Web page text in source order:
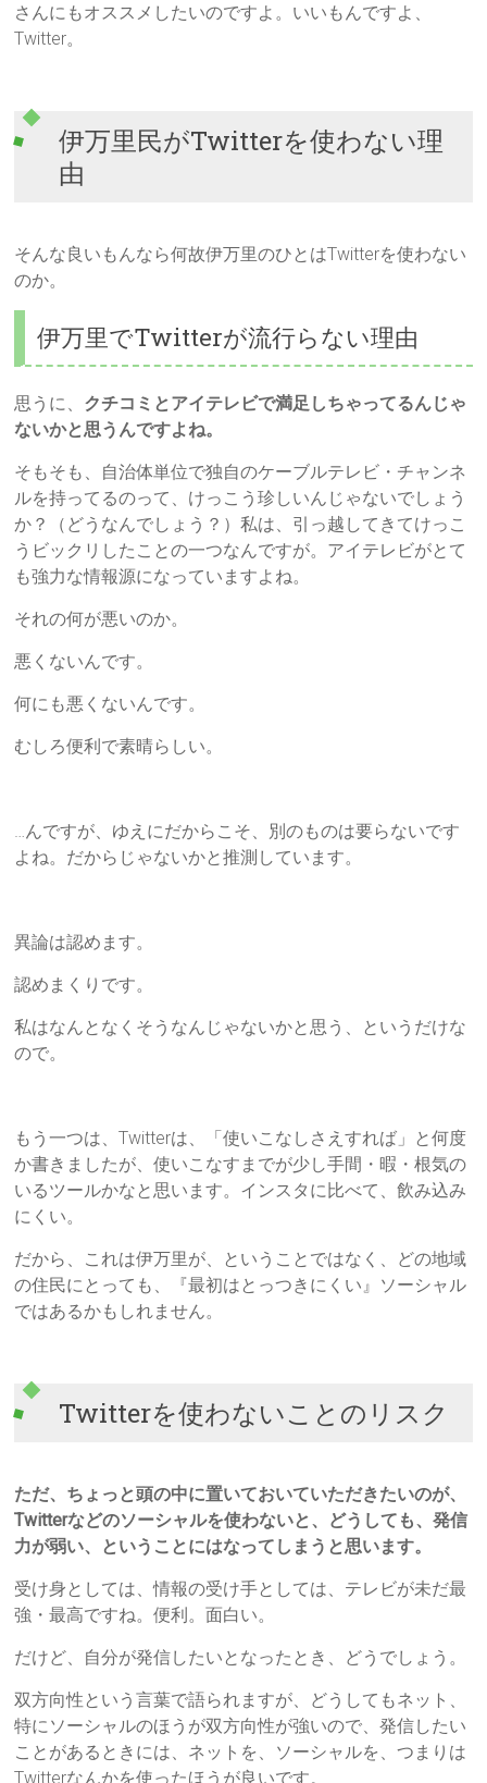
さんにもオススメしたいのですよ。いいもんですよ、
Twitter。
伊万里民がTwitterを使わない理
由
そんな良いもんなら何故伊万里のひとはTwitterを使わない
のか。
伊万里でTwitterが流行らない理由
思うに、 クチコミとアイテレビで満足しちゃってるんじゃ
ないかと思うんですよね。
そもそも、自治体単位で独自のケーブルテレビ・チャンネ
ルを持ってるのって、けっこう珍しいんじゃないでしょう
か？（どうなんでしょう？）私は、引っ越してきてけっこ
うビックリしたことの一つなんですが。アイテレビがとて
も強力な情報源になっていますよね。
それの何が悪いのか。
悪くないんです。
何にも悪くないんです。
むしろ便利で素晴らしい。
…んですが、ゆえにだからこそ、別のものは要らないです
よね。だからじゃないかと推測しています。
異論は認めます。
認めまくりです。
私はなんとなくそうなんじゃないかと思う、というだけな
ので。
もう一つは、Twitterは、「使いこなしさえすれば」と何度
か書きましたが、使いこなすまでが少し手間・暇・根気の
いるツールかなと思います。インスタに比べて、飲み込み
にくい。
だから、これは伊万里が、ということではなく、どの地域
の住民にとっても、『最初はとっつきにくい』ソーシャル
ではあるかもしれません。
Twitterを使わないことのリスク
ただ、ちょっと頭の中に置いておいていただきたいのが、
Twitterなどのソーシャルを使わないと、どうしても、発信
力が弱い、ということにはなってしまうと思います。
受け身としては、情報の受け手としては、テレビが未だ最
強・最高ですね。便利。面白い。
だけど、自分が発信したいとなったとき、どうでしょう。
双方向性という言葉で語られますが、どうしてもネット、
特にソーシャルのほうが双方向性が強いので、発信したい
ことがあるときには、ネットを、ソーシャルを、つまりは
Twitterなんかを使ったほうが良いです。